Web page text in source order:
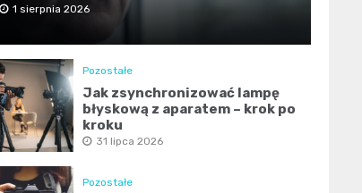
1 sierpnia 2026
Pozostałe
Jak zsynchronizować lampę
błyskową z aparatem – krok po
kroku
31 lipca 2026
Pozostałe